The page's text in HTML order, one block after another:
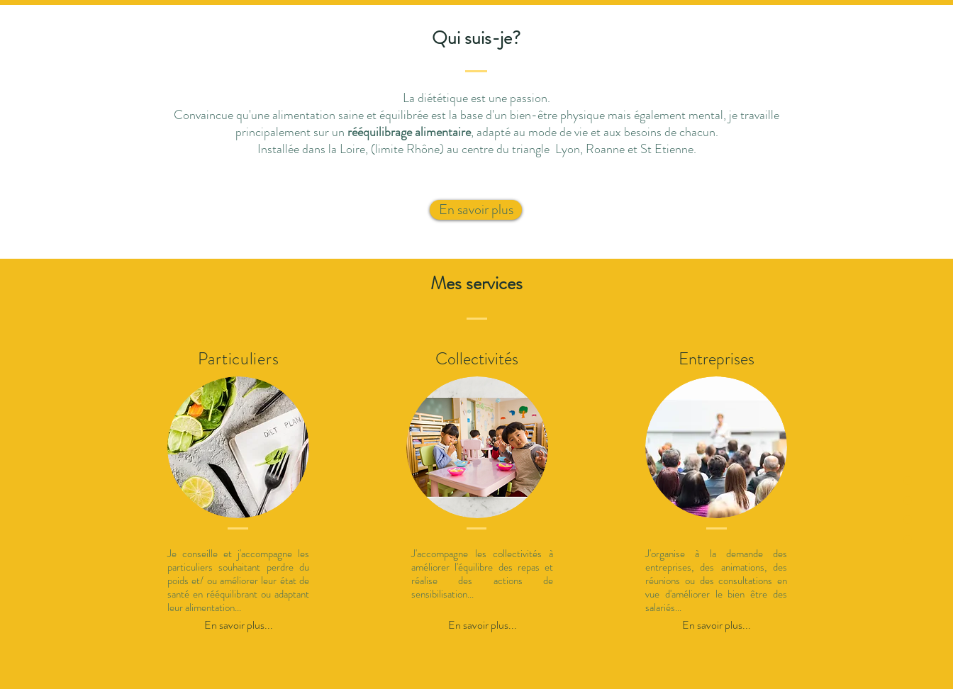
Qui suis-je?
La diététique est une passion.
Convaincue qu'une alimentation saine et équilibrée est la base d'un bien-être physique mais également mental, je travaille
principalement sur un rééquilibrage alimentaire, adapté au mode de vie et aux besoins de chacun.
Installée dans la Loire, (limite Rhône) au centre du triangle Lyon, Roanne et St Etienne.
En savoir plus
Mes services
Particuliers
Je conseille et j'accompagne les
particuliers souhaitant perdre du
poids et/ ou améliorer leur état de
santé en rééquilibrant ou adaptant
leur alimentation...
En savoir plus...
Collectivités
J'accompagne les collectivités à
améliorer l'équilibre des repas et
réalise des actions de
sensibilisation...
En savoir plus...
Entreprises
J'organise à la demande des
entreprises, des animations, des
réunions ou des consultations en
vue d'améliorer le bien être des
salariés...
En savoir plus...